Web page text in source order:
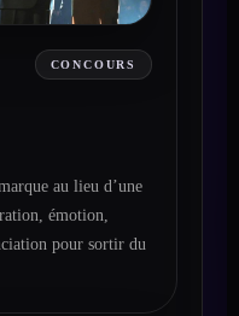
CONCOURS
au lieu d’une
émotion,
pour sortir du